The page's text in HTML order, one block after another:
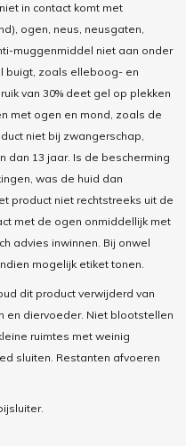
in contact komt met
ogen, neus, neusgaten,
muggenmiddel niet aan onder
buigt, zoals elleboog- en
van 30% deet gel op plekken
met ogen en mond, zoals de
niet bij zwangerschap,
dan 13 jaar. Is de bescherming
was de huid dan
product niet rechtstreeks uit de
met de ogen onmiddellijk met
advies inwinnen. Bij onwel
mogelijk etiket tonen.
dit product verwijderd van
en diervoeder. Niet blootstellen
ruimtes met weinig
sluiten. Restanten afvoeren